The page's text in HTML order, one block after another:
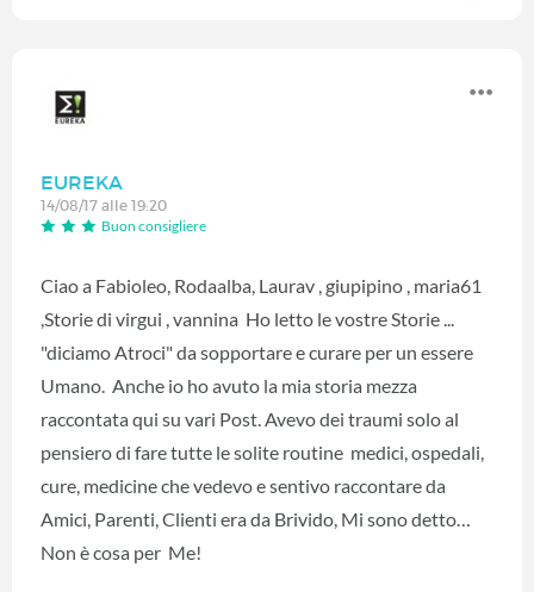
EUREKA
14/08/17 alle 19:20
Buon consigliere
Ciao a Fabioleo, Rodaalba, Laurav , giupipino , maria61
,Storie di virgui , vannina Ho letto le vostre Storie ...
"diciamo Atroci" da sopportare e curare per un essere
Umano. Anche io ho avuto la mia storia mezza
raccontata qui su vari Post. Avevo dei traumi solo al
pensiero di fare tutte le solite routine medici, ospedali,
cure, medicine che vedevo e sentivo raccontare da
Amici, Parenti, Clienti era da Brivido, Mi sono detto…
Non è cosa per Me!